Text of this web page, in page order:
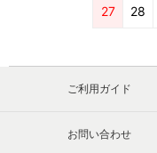
27 28
ご利用ガイド
お問い合わせ